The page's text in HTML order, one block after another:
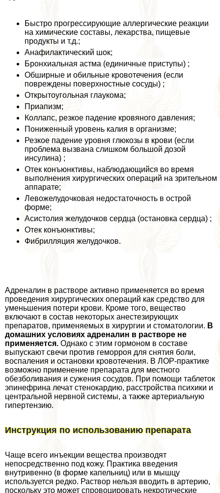
Быстро прогрессирующие аллергические реакции
на химические составы, лекарства, пищевые
продукты и т.д.;
Анафилактический шок;
Бронхиальная астма (единичные приступы) ;
Обширные и обильные кровотечения (если
повреждены поверхностные сосуды) ;
Открытоугольная глаукома;
Приапизм;
Коллапс, резкое падение кровяного давления;
Пониженный уровень калия в организме;
Резкое падение уровня глюкозы в крови (если
проблема вызвана слишком большой дозой
инсулина) ;
Отек конъюнктивы, наблюдающийся во время
выполнения хирургических операций на зрительном
аппарате;
Левожелудочковая недостаточность в острой
форме;
Асистолия желудочков сердца (остановка сердца) ;
Отек конъюнктивы;
Фибрилляция желудочков.
Адреналин в растворе активно применяется во время
проведения хирургических операций как средство для
уменьшения потери крови. Кроме того, вещество
включают в состав некоторых анестезирующих
препаратов, применяемых в хирургии и стоматологии. В
домашних условиях адреналин в растворе не
применяется. Однако с этим гормоном в составе
выпускают свечи против геморроя для снятия боли,
воспаления и остановки кровотечения. В ЛОР-пpaктике
возможно применение препарата для местного
обезболивания и сужения сосудов. При помощи таблеток
эпинефрина лечат стенокардию, расстройства психики и
центральной нервной системы, а также артериальную
гипертензию.
Инструкция по использованию препарата
Чаще всего инъекции вещества производят
непосредственно под кожу. Пpaктика введения
внутривенно (в форме капельниц) или в мышцу
используется редко. Раствор нельзя вводить в артерию,
поскольку это может спровоцировать некротические